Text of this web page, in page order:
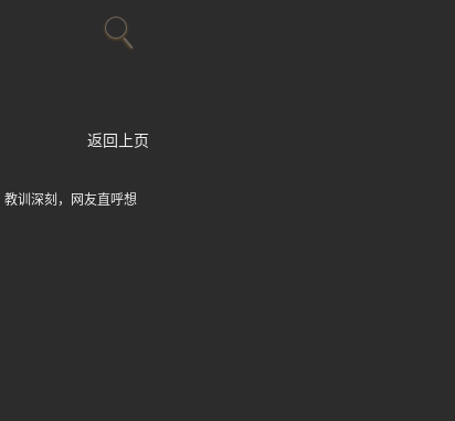
返回上页
训深刻，网友直呼想